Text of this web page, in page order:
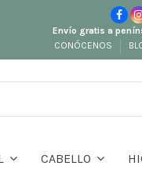
Envío gratis a
CONÓCENOS
CABELLO